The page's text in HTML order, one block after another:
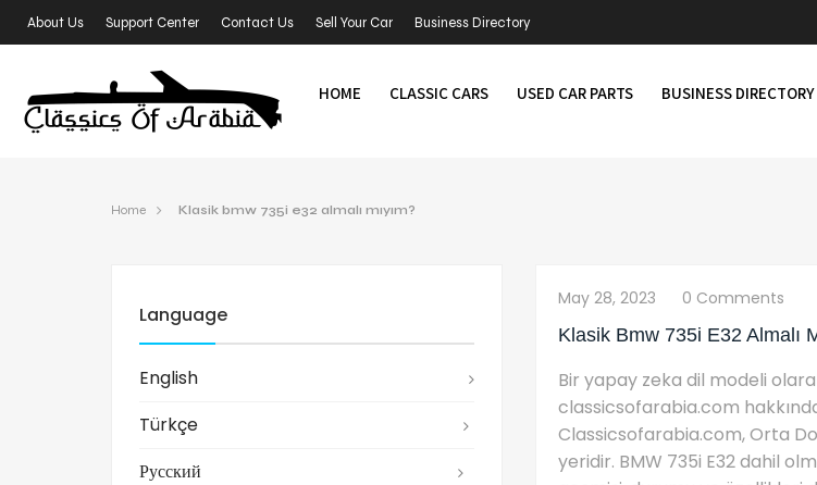
About Us Support Center Contact Us Sell Your Car Business Directory
HOME CLASSIC CARS USED CAR PARTS BUSINESS DIRECTORY
Home Klasik bmw 735i e32 almalı mıyım?
Language
English
Türkçe
Русский
May 28, 2023
0 Comments
Klasik Bmw 735i E32 Almalı
Bir yapay zeka dil modeli
classicsofarabia.com
Classicsofarabia.com, Orta
yeridir. BMW 735i E32 dahil